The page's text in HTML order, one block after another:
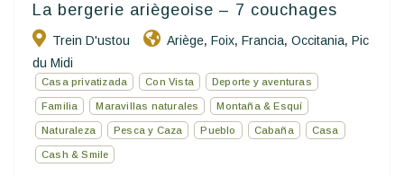
La bergerie ariègeoise – 7 couchages
Trein D'ustou Ariège, Foix, Francia, Occitania, Pic
du Midi
Casa privatizada Con Vista Deporte y aventuras
Familia Maravillas naturales Montaña & Esquí
Naturaleza Pesca y Caza Pueblo Cabaña Casa
Cash & Smile